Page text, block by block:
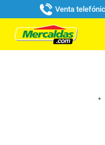
Venta